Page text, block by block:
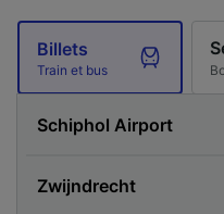
Billets
Train et bus